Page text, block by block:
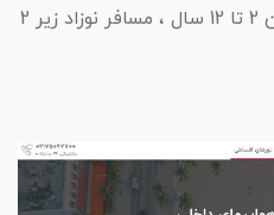
بالای 12 سال ، مسافر کودک بین 2 تا 12 سال ، مسافر نوزاد زیر 2